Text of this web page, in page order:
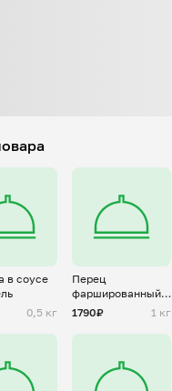
в соусе
0,5 кг
Перец
фаршированный в
тесте
1790₽ 1 кг